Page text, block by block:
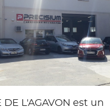
DE L'AGAVON est un